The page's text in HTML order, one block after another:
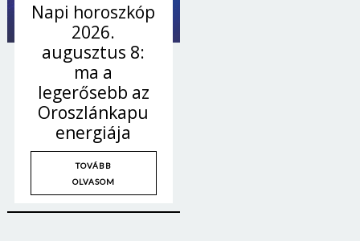
Napi horoszkóp
2026.
augusztus 8:
ma a
legerősebb az
Oroszlánkapu
energiája
TOVÁBB
OLVASOM